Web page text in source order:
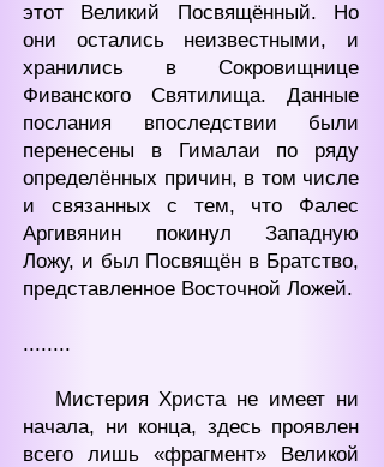
этот Великий Посвящённый. Но
они остались неизвестными, и
хранились в Сокровищнице
Фиванского Святилища. Данные
послания впоследствии были
перенесены в Гималаи по ряду
определённых причин, в том числе
и связанных с тем, что Фалес
Аргивянин покинул Западную
Ложу, и был Посвящён в Братство,
представленное Восточной Ложей.
........
Мистерия Христа не имеет ни
начала, ни конца, здесь проявлен
всего лишь «фрагмент» Великой